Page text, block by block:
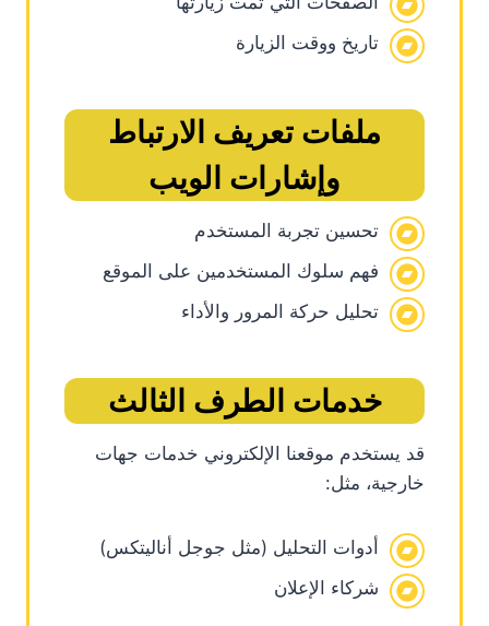
تاريخ ووقت الزيارة
ملفات تعريف الارتباط
وإشارات الويب
تحسين تجربة المستخدم
فهم سلوك المستخدمين على الموقع
تحليل حركة المرور والأداء
خدمات الطرف الثالث
قد يستخدم موقعنا الإلكتروني خدمات جهات
خارجية، مثل:
أدوات التحليل (مثل جوجل أناليتكس)
شركاء الإعلان